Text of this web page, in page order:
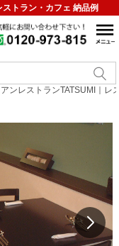
トラン・カフェ 納品例
ンレストランTATSUMI｜レ